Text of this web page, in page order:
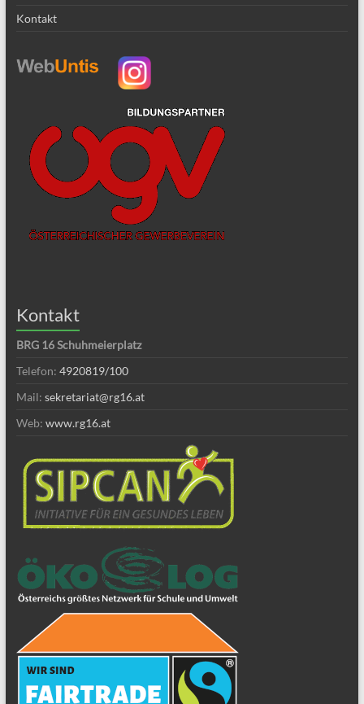
Kontakt
Kontakt
BRG 16 Schuhmeierplatz
Telefon: 4920819/100
Mail: sekretariat@rg16.at
Web: www.rg16.at